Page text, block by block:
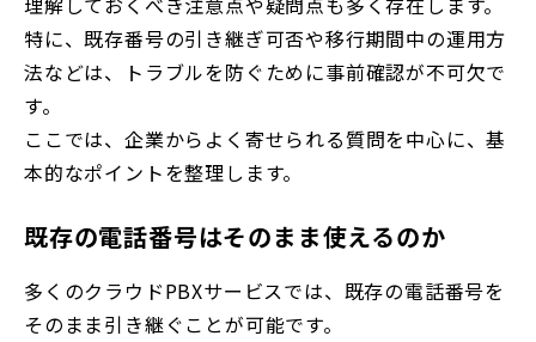
特に、既存番号の引き継ぎ可否や移行期間中の運用方
法などは、トラブルを防ぐために事前確認が不可欠で
す。
ここでは、企業からよく寄せられる質問を中心に、基
本的なポイントを整理します。
既存の電話番号はそのまま使えるのか
多くのクラウドPBXサービスでは、既存の電話番号を
そのまま引き継ぐことが可能です。